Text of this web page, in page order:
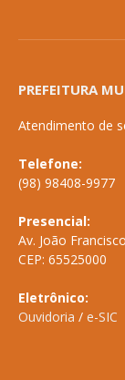
PREFEITURA
Atendimento de
Telefone:
(98) 98408-9977
Presencial:
Av. João
CEP: 65525000
Eletrônico:
Ouvidoria / e-SIC